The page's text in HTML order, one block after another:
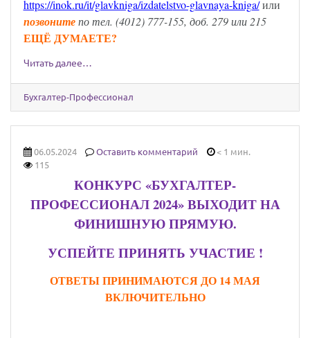
https://inok.ru/it/glavkniga/izdatelstvo-glavnaya-kniga/ или
позвонитепо тел. (4012) 777-155, доб. 279 или 215
ЕЩЁ ДУМАЕТЕ?
Читать далее…
Бухгалтер-Профессионал
06.05.2024 Оставить комментарий
< 1 мин.
115
КОНКУРС «БУХГАЛТЕР-
ПРОФЕССИОНАЛ 2024» ВЫХОДИТ НА
ФИНИШНУЮ ПРЯМУЮ.
УСПЕЙТЕ ПРИНЯТЬ УЧАСТИЕ !
ОТВЕТЫ ПРИНИМАЮТСЯ ДО 14 МАЯ
ВКЛЮЧИТЕЛЬНО